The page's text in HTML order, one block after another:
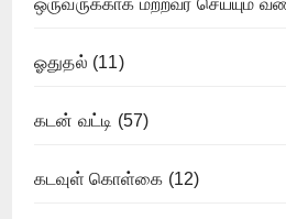
ஒருவருக்காக மற்றவர் செய்யும்
ஓதுதல் (11)
கடன் வட்டி (57)
கடவுள் கொள்கை (12)